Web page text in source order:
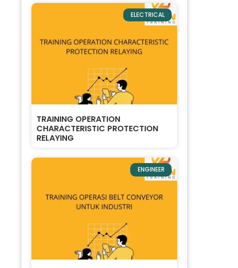
ELECTRICAL
TRAINING OPERATION
CHARACTERISTIC PROTECTION
RELAYING
ENGINEER